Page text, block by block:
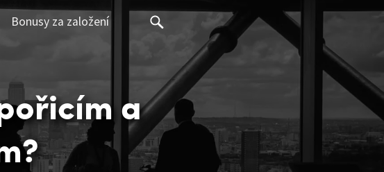
Bonusy za založení
a